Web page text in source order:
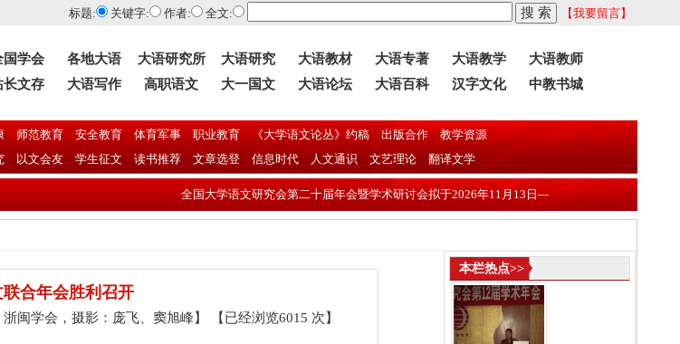
标题: 关键字: 作者: 全文: 【我要留言】
国学会 各地大语 大语研究所 大语研究 大语教材 大语专著 大语教学
大语教师
长文存 大语写作 高职语文 大一国文 大语论坛 大语百科 汉字文化 中教书城
师范教育 安全教育 体育军事 职业教育 《大学语文论丛》约稿 出版合作
教学资源
以文会友 学生征文 读书推荐 文章选登 信息时代 人文通识 文艺理论 翻译文学
全国大学语文研究会第二十届年会暨学术研讨会拟于2026年11月13日—16日在东莞理工学院召开
合年会胜利召开
闽学会，摄影：庞飞、窦旭峰】 【已经浏览6015 次】
本栏热点>>